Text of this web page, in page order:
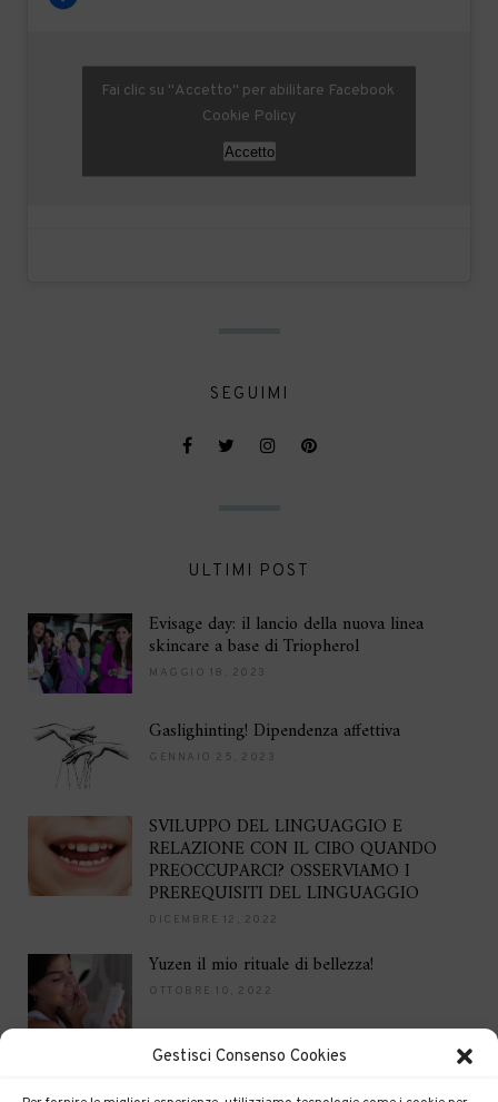
Gestisci Consenso Cookies
Fai clic su "Accetto" per abilitare Facebook
Cookie Policy
Accetto
SEGUIMI
ULTIMI POST
Evisage day: il lancio della nuova linea
skincare a base di Triopherol
MAGGIO 18, 2023
Gaslighinting! Dipendenza affettiva
GENNAIO 25, 2023
SVILUPPO DEL LINGUAGGIO E
RELAZIONE CON IL CIBO QUANDO
PREOCCUPARCI? OSSERVIAMO I
PREREQUISITI DEL LINGUAGGIO
DICEMBRE 12, 2022
Yuzen il mio rituale di bellezza!
OTTOBRE 10, 2022
DICEMBRE 16, 2021